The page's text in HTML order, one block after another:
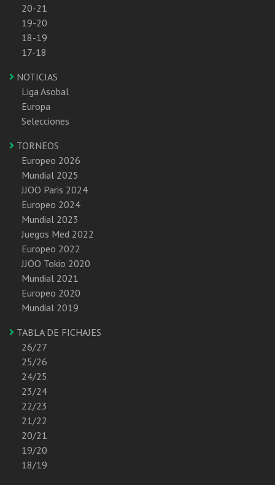
20-21
19-20
18-19
17-18
NOTICIAS
Liga Asobal
Europa
Selecciones
TORNEOS
Europeo 2026
Mundial 2025
JJOO Paris 2024
Europeo 2024
Mundial 2023
Juegos Med 2022
Europeo 2022
JJOO Tokio 2020
Mundial 2021
Europeo 2020
Mundial 2019
TABLA DE FICHAJES
26/27
25/26
24/25
23/24
22/23
21/22
20/21
19/20
18/19